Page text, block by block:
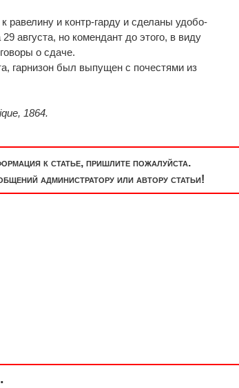
и контр-гарду и сделаны удобо-
августа, но комендант до этого, в виду
о сдаче.
гарнизон был выпущен с почестями из
1864.
к статье, пришлите пожалуйста.
администратору или автору статьи!